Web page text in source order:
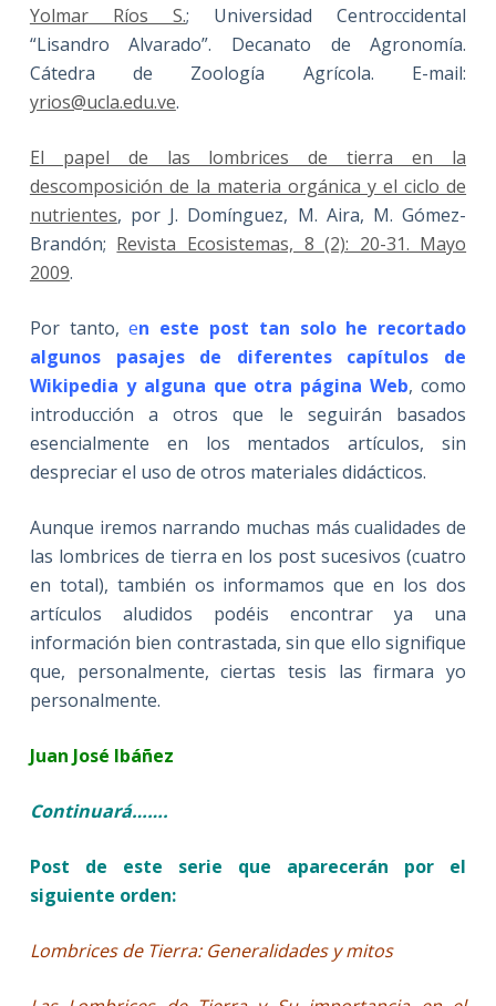
Yolmar Ríos S.; Universidad Centroccidental
“Lisandro Alvarado”. Decanato de Agronomía.
Cátedra de Zoología Agrícola. E-mail:
yrios@ucla.edu.ve.
El papel de las lombrices de tierra en la
descomposición de la materia orgánica y el ciclo de
nutrientes, por J. Domínguez, M. Aira, M. Gómez-
Brandón; Revista Ecosistemas, 8 (2): 20-31. Mayo
2009.
Por tanto,en este post tan solo he recortado
algunos pasajes de diferentes capítulos de
Wikipedia y alguna que otra página Web, como
introducción a otros que le seguirán basados
esencialmente en los mentados artículos, sin
despreciar el uso de otros materiales didácticos.
Aunque iremos narrando muchas más cualidades de
las lombrices de tierra en los post sucesivos (cuatro
en total), también os informamos que en los dos
artículos aludidos podéis encontrar ya una
información bien contrastada, sin que ello signifique
que, personalmente, ciertas tesis las firmara yo
personalmente.
Juan José Ibáñez
Continuará…….
Post de este serie que aparecerán por el
siguiente orden:
Lombrices de Tierra: Generalidades y mitos